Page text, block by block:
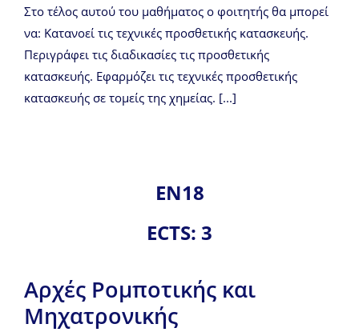
Στο τέλος αυτού του μαθήματος ο φοιτητής θα μπορεί
να: Κατανοεί τις τεχνικές προσθετικής κατασκευής.
Περιγράφει τις διαδικασίες τις προσθετικής
κατασκευής. Εφαρμόζει τις τεχνικές προσθετικής
κατασκευής σε τομείς της χημείας. [...]
ΕΝ18
ECTS: 3
Aρχές Ρομποτικής και
Μηχατρονικής